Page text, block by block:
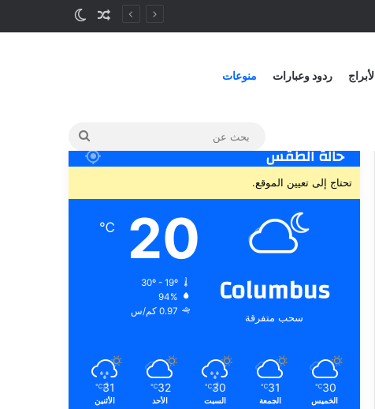
الأبراج ردود وعبارات منوعات
حالة الطقس
تحتاج إلى تعيين الموقع.
Columbus
سحب متفرقة
20
℃
30º - 19º
94%
0.97 كم/س
30
℃
الخميس
31
℃
الجمعة
30
℃
السبت
32
℃
الأحد
31
℃
الأثنين